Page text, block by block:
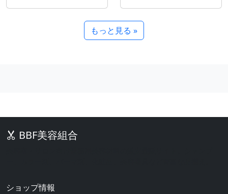
もっと見る »
BBF美容組合
ショップ情報